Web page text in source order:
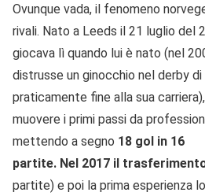
Ovunque vada, il fenomeno
rivali. Nato a Leeds il 21 luglio del
giocava lì quando lui è nato (nel
distrusse un ginocchio nel derby di
praticamente fine alla sua carriera),
muovere i primi passi da
mettendo a segno 18 gol in 16
partite. Nel 2017 il
partite) e poi la prima esperienza